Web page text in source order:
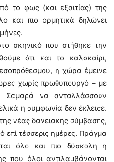
το φως (και εξαιτίας) της
και πιο ορμητικά δηλώνει
σκηνικό που στήθηκε την
ότι και το καλοκαίρι,
η χώρα έμεινε
χωρίς πρωθυπουργό – με
Σαμαρά να ανταλλάσσουν
η συμφωνία δεν έκλεισε.
νέας δανειακής σύμβασης,
επί τέσσερις ημέρες. Πράγμα
όλο και πιο δύσκολη η
που όλοι αντιλαμβάνονται